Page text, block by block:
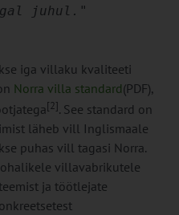
juhul."
iga villaku kvaliteeti
Norra villa standard(PDF),
[2]. See standard on
läheb vill Inglismaale
puhas vill tagasi Norra.
villavabrikutele
ja töötlejate